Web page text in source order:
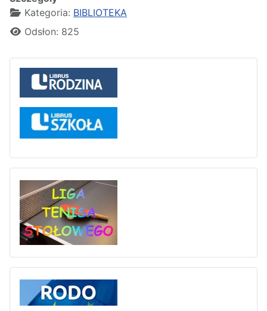
Liga tenisa stołowego
Kategoria: BIBLIOTEKA
Odsłon: 825